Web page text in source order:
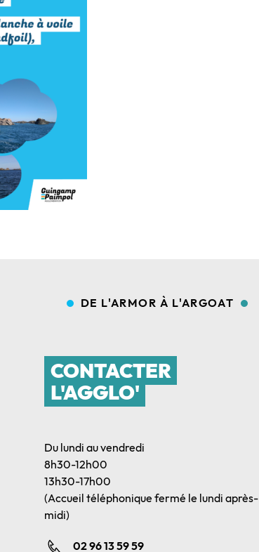
DE L'ARMOR À L'ARGOAT
CONTACTER
L'AGGLO'
Du lundi au vendredi
8h30-12h00
13h30-17h00
(Accueil téléphonique fermé le lundi après-
midi)
02 96 13 59 59